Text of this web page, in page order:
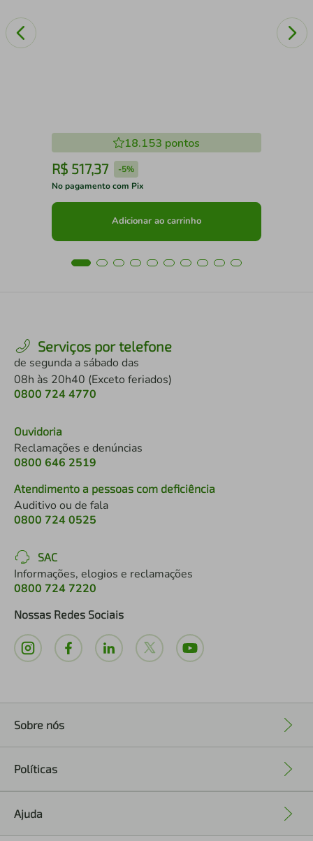
18.153 pontos
R$ 517,37 -5%
No pagamento com Pix
Adicionar ao carrinho
Serviços por telefone
de segunda a sábado das
08h às 20h40 (Exceto feriados)
0800 724 4770
Ouvidoria
Reclamações e denúncias
0800 646 2519
Atendimento a pessoas com deficiência
Auditivo ou de fala
0800 724 0525
SAC
Informações, elogios e reclamações
0800 724 7220
Nossas Redes Sociais
Sobre nós
Políticas
Ajuda